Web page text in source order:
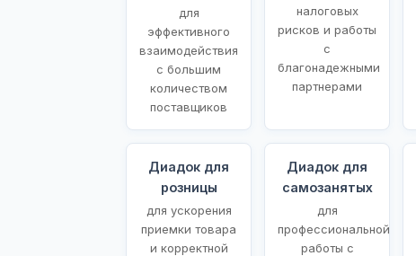
для
эффективного
взаимодействия
с большим
количеством
поставщиков
налоговых
рисков и работы
с
благонадежными
партнерами
Диадок для
розницы
для ускорения
приемки товара
и корректной
Диадок для
самозанятых
для
профессиональной
работы с